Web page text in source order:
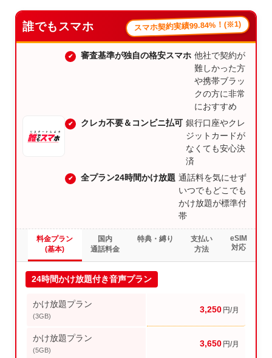
誰でもスマホ スマホ契約実績99.84%！(※1)
審査基準が独自の格安スマホ 他社で契約が
難しかった方
や携帯ブラッ
クの方に非常
におすすめ
クレカ不要＆コンビニ払可 銀行口座やクレ
ジットカードが
なくても安心決
済
全プラン24時間かけ放題 通話料を気にせず
いつでもどこでも
かけ放題が標準付
帯
料金プラン
(基本)
国内
通話料金
特典・縛り
支払い
方法
eSIM
対応
24時間かけ放題付き音声プラン
かけ放題プラン
(3GB)
3,250 円/月
かけ放題プラン
(5GB)
3,650 円/月